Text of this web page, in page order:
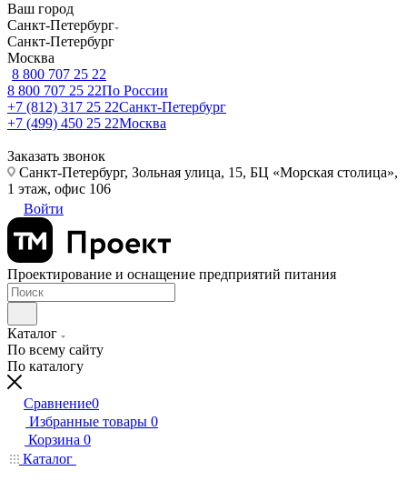
Ваш город
Санкт-Петербург
Санкт-Петербург
Москва
8 800 707 25 22
8 800 707 25 22По России
+7 (812) 317 25 22Санкт-Петербург
+7 (499) 450 25 22Москва
Заказать звонок
Санкт-Петербург, Зольная улица, 15, БЦ «Морская столица»,
1 этаж, офис 106
Войти
Проектирование и оснащение предприятий питания
Каталог
По всему сайту
По каталогу
Сравнение0
Избранные товары 0
Корзина 0
Каталог